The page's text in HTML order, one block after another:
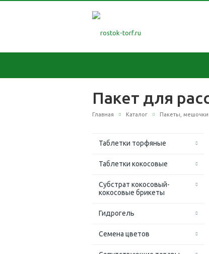
Пакет для
Главная Каталог Пакеты, мешочки
Таблетки торфяные
Таблетки кокосовые
Субстрат кокосовый-
кокосовые брикеты
Гидрогель
Семена цветов